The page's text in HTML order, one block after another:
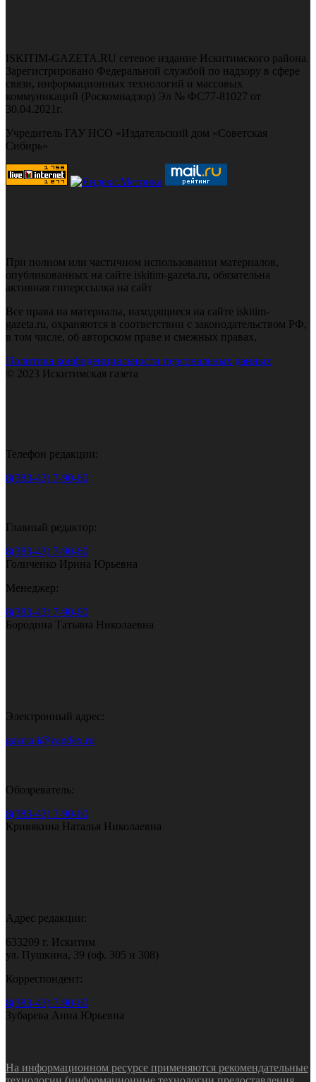
ISKITIM-GAZETA.RU сетевое издание Искитимского района.
Зарегистрировано Федеральной службой по надзору в сфере
связи, информационных технологий и массовых
коммуникаций (Роскомнадзор) Эл № ФС77-81027 от
30.04.2021г.
Учредитель ГАУ НСО «Издательский дом «Советская
Сибирь»
При полном или частичном использовании материалов,
опубликованных на сайте iskitim-gazeta.ru, обязательна
активная гиперссылка на сайт
Все права на материалы, находящиеся на сайте iskitim-
gazeta.ru, охраняются в соответствии с законодательством РФ,
в том числе, об авторском праве и смежных правах.
Политика конфиденциальности персональных данных
© 2023 Искитимская газета
Телефон редакции:
8(383-43) 7-90-60
Главный редактор:
8(383-43) 7-90-60
Голиченко Ирина Юрьевна
Менеджер:
8(383-43) 7-90-60
Бородина Татьяна Николаевна
Электронный адрес:
gazeta.i@yandex.ru
Обозреватель:
8(383-43) 7-90-60
Кривякина Наталья Николаевна
Адрес редакции:
633209 г. Искитим
ул. Пушкина, 39 (оф. 305 и 308)
Корреспондент:
8(383-43) 7-90-60
Зубарева Анна Юрьевна
На информационном ресурсе применяются рекомендательные